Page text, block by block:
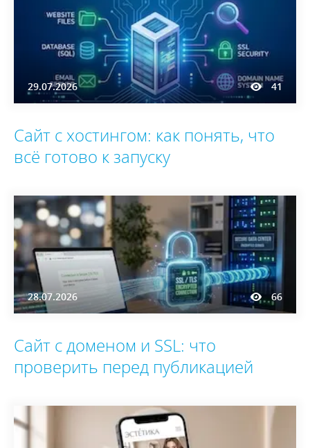
29.07.2026 41
Сайт с хостингом: как понять, что
всё готово к запуску
28.07.2026 66
Сайт с доменом и SSL: что
проверить перед публикацией